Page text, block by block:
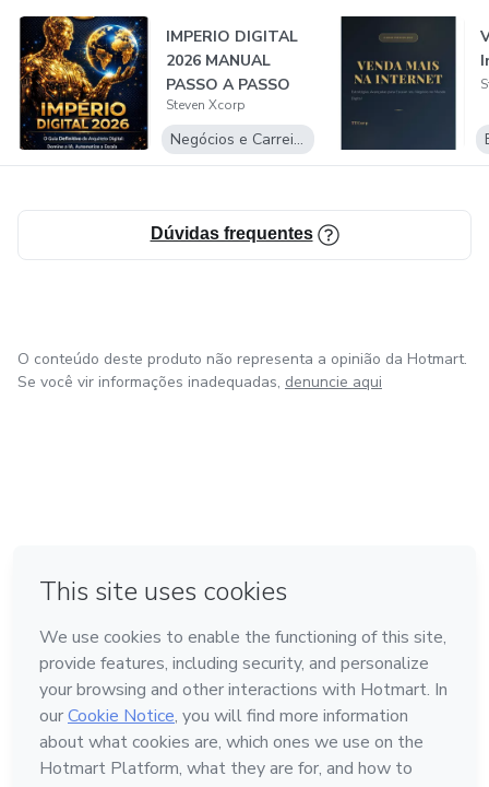
IMPERIO DIGITAL
2026 MANUAL
PASSO A PASSO
Steven Xcorp
Negócios e Carreira
Dúvidas frequentes
O conteúdo deste produto não representa a opinião da Hotmart.
Se você vir informações inadequadas, denuncie aqui
Feito com ❤ em Bogotá
Conheça a Hotmart
Idioma